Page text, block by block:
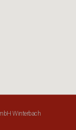
Winterbach